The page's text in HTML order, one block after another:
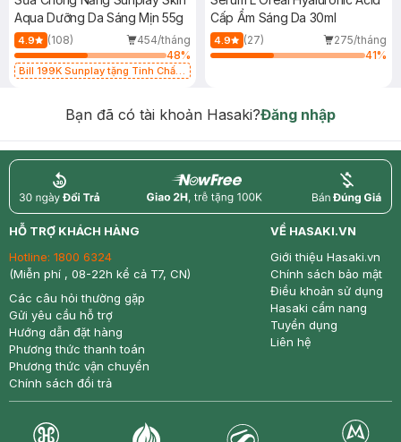
Aqua Dưỡng Da Sáng Mịn 55g
4.9 (108)
454/tháng
48%
Bill 199K Sunplay tặng Tinh Chất
Cấp Ẩm Sáng Da 30ml
4.9 (27)
275/tháng
41%
Bạn đã có tài khoản Hasaki?Đăng nhập
return nowfree price
HỖ TRỢ KHÁCH HÀNG
Hotline: 1800 6324
(Miễn phí , 08-22h kể cả T7, CN)
Các câu hỏi thường gặp
Gửi yêu cầu hỗ trợ
Hướng dẫn đặt hàng
Phương thức thanh toán
Phương thức vận chuyển
Chính sách đổi trả
VỀ HASAKI.VN
Giới thiệu Hasaki.vn
Chính sách bảo mật
Điều khoản sử dụng
Hasaki cẩm nang
Tuyển dụng
Liên hệ